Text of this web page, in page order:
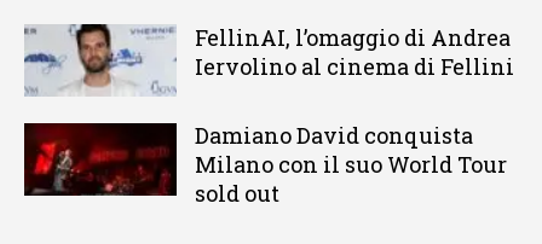
FellinAI, l’omaggio di Andrea
Iervolino al cinema di Fellini
Damiano David conquista
Milano con il suo World Tour
sold out